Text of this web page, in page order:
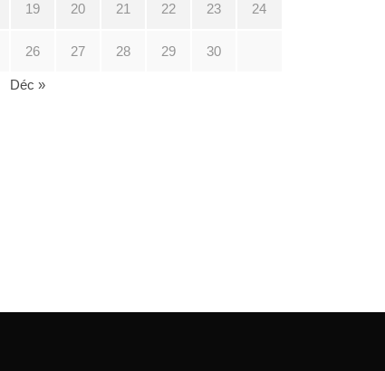
19 20 21 22 23 24
26 27 28 29 30
Déc »